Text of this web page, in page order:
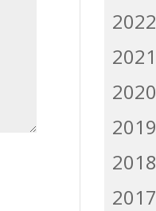
2022
2021
2020
2019
2018
2017